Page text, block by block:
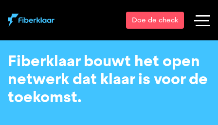
Doe de check
Fiberklaar bouwt het open
netwerk dat klaar is voor de
toekomst.